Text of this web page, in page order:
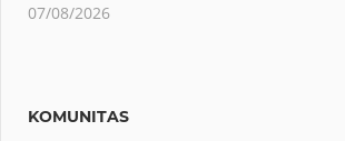
07/08/2026
KOMUNITAS